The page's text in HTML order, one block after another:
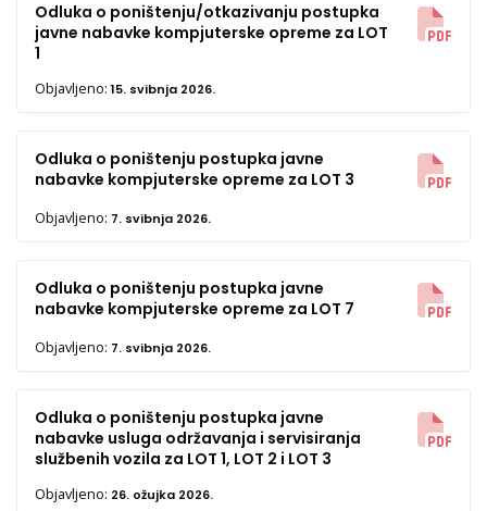
Odluka o poništenju/otkazivanju postupka
javne nabavke kompjuterske opreme za LOT
1
Objavljeno: 15. svibnja 2026.
Odluka o poništenju postupka javne
nabavke kompjuterske opreme za LOT 3
Objavljeno: 7. svibnja 2026.
Odluka o poništenju postupka javne
nabavke kompjuterske opreme za LOT 7
Objavljeno: 7. svibnja 2026.
Odluka o poništenju postupka javne
nabavke usluga održavanja i servisiranja
službenih vozila za LOT 1, LOT 2 i LOT 3
Objavljeno: 26. ožujka 2026.